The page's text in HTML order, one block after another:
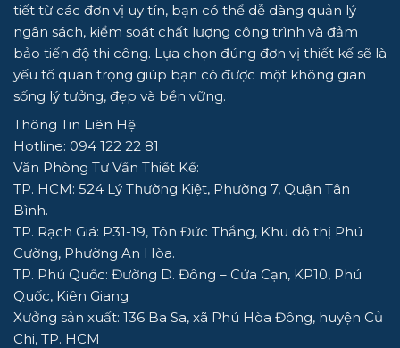
tiết từ các đơn vị uy tín, bạn có thể dễ dàng quản lý
ngân sách, kiểm soát chất lượng công trình và đảm
bảo tiến độ thi công. Lựa chọn đúng đơn vị thiết kế sẽ là
yếu tố quan trọng giúp bạn có được một không gian
sống lý tưởng, đẹp và bền vững.
Thông Tin Liên Hệ:
Hotline: 094 122 22 81
Văn Phòng Tư Vấn Thiết Kế:
TP. HCM: 524 Lý Thường Kiệt, Phường 7, Quận Tân
Bình.
TP. Rạch Giá: P31-19, Tôn Đức Thắng, Khu đô thị Phú
Cường, Phường An Hòa.
TP. Phú Quốc: Đường D. Đông – Cửa Cạn, KP10, Phú
Quốc, Kiên Giang
Xưởng sản xuất: 136 Ba Sa, xã Phú Hòa Đông, huyện Củ
Chi, TP. HCM